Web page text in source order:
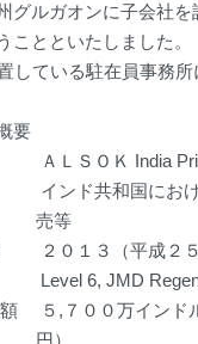
グルガオンに子会社
ことといたしました。
ている駐在員事務所
要
ＡＬＳＯＫ India
インド共和国にお
売等
２０１３（平成２
Level 6, JMD
５,７００万インド
円）